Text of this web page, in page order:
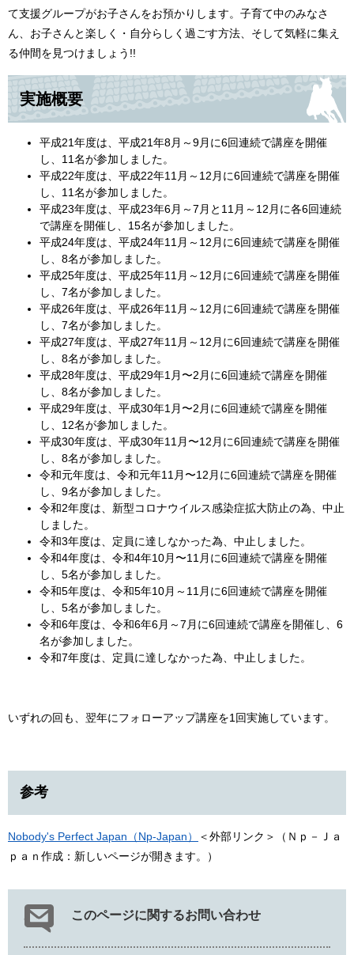
て支援グループがお子さんをお預かりします。子育て中のみなさ
ん、お子さんと楽しく・自分らしく過ごす方法、そして気軽に集え
る仲間を見つけましょう!!
実施概要
平成21年度は、平成21年8月～9月に6回連続で講座を開催
し、11名が参加しました。
平成22年度は、平成22年11月～12月に6回連続で講座を開催
し、11名が参加しました。
平成23年度は、平成23年6月～7月と11月～12月に各6回連続
で講座を開催し、15名が参加しました。
平成24年度は、平成24年11月～12月に6回連続で講座を開催
し、8名が参加しました。
平成25年度は、平成25年11月～12月に6回連続で講座を開催
し、7名が参加しました。
平成26年度は、平成26年11月～12月に6回連続で講座を開催
し、7名が参加しました。
平成27年度は、平成27年11月～12月に6回連続で講座を開催
し、8名が参加しました。
平成28年度は、平成29年1月〜2月に6回連続で講座を開催
し、8名が参加しました。
平成29年度は、平成30年1月〜2月に6回連続で講座を開催
し、12名が参加しました。
平成30年度は、平成30年11月〜12月に6回連続で講座を開催
し、8名が参加しました。
令和元年度は、令和元年11月〜12月に6回連続で講座を開催
し、9名が参加しました。
令和2年度は、新型コロナウイルス感染症拡大防止の為、中止
しました。
令和3年度は、定員に達しなかった為、中止しました。
令和4年度は、令和4年10月〜11月に6回連続で講座を開催
し、5名が参加しました。
令和5年度は、令和5年10月～11月に6回連続で講座を開催
し、5名が参加しました。
令和6年度は、令和6年6月～7月に6回連続で講座を開催し、6
名が参加しました。
令和7年度は、定員に達しなかった為、中止しました。
いずれの回も、翌年にフォローアップ講座を1回実施しています。
参考
Nobody's Perfect Japan（Np-Japan） ＜外部リンク＞
（Ｎｐ－Ｊａ
ｐａｎ作成：新しいページが開きます。）
このページに関するお問い合わせ